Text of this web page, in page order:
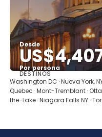
Desde
Por persona
DESTINOS
Washington DC · Nueva York,
Quebec · Mont-Tremblant ·
the-Lake · Niagara Falls NY ·